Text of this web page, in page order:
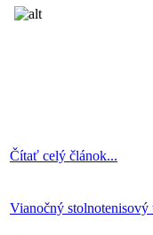
Čítať celý článok...
Vianočný stolnotenisový